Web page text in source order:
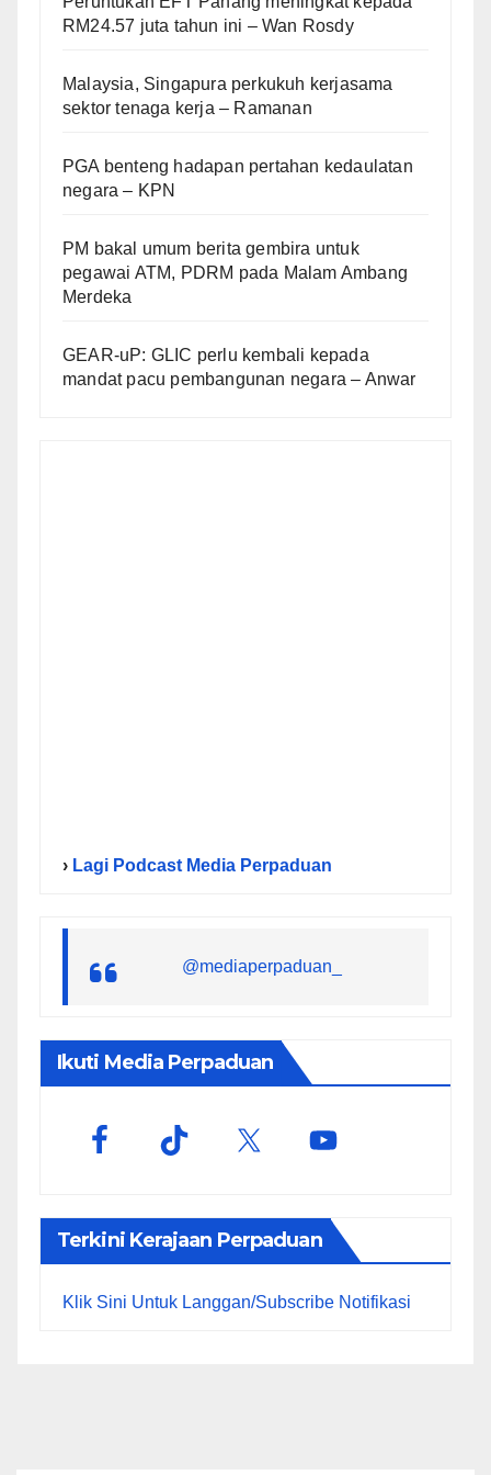
RM24.57 juta tahun ini – Wan Rosdy
Malaysia, Singapura perkukuh kerjasama
sektor tenaga kerja – Ramanan
PGA benteng hadapan pertahan kedaulatan
negara – KPN
PM bakal umum berita gembira untuk
pegawai ATM, PDRM pada Malam Ambang
Merdeka
GEAR-uP: GLIC perlu kembali kepada
mandat pacu pembangunan negara – Anwar
› Lagi Podcast Media Perpaduan
@mediaperpaduan_
Ikuti Media Perpaduan
Terkini Kerajaan Perpaduan
Klik Sini Untuk Langgan/Subscribe Notifikasi